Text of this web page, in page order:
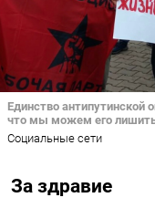
Единство антипутинской
что мы можем его
Социальные сети
За здравие